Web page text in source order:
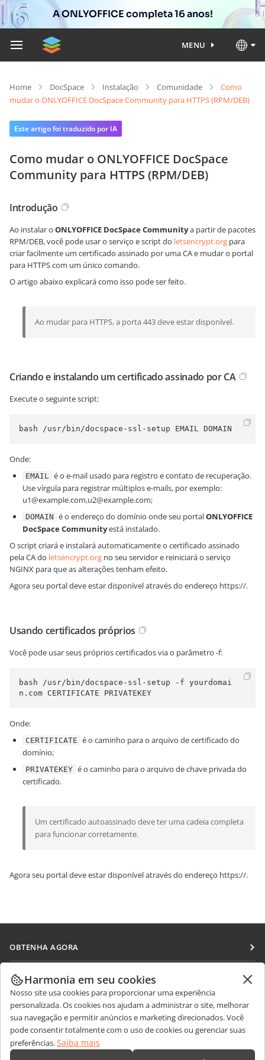
A ONLYOFFICE completa 16 anos!
MENU
Home DocSpace Instalação Comunidade
Como
mudar o ONLYOFFICE DocSpace Community para HTTPS (RPM/DEB)
Este artigo foi traduzido por IA
Como mudar o ONLYOFFICE DocSpace
Community para HTTPS (RPM/DEB)
Introdução
Ao instalar o ONLYOFFICE DocSpace Communitya partir de pacotes
RPM/DEB, você pode usar o serviço e script do letsencrypt.org para
criar facilmente um certificado assinado por uma CA e mudar o portal
para HTTPS com um único comando.
O artigo abaixo explicará como isso pode ser feito.
Ao mudar para HTTPS, a porta 443 deve estar disponível.
Criando e instalando um certificado assinado por CA
Execute o seguinte script:
bash /usr/bin/docspace-ssl-setup EMAIL DOMAIN
Onde:
EMAIL é o e-mail usado para registro e contato de recuperação.
Use vírgula para registrar múltiplos e-mails, por exemplo:
u1@example.com,u2@example.com;
DOMAIN é o endereço do domínio onde seu portalONLYOFFICE
DocSpace Communityestá instalado.
O script criará e instalará automaticamente o certificado assinado
pela CA do letsencrypt.org no seu servidor e reiniciará o serviço
NGINX para que as alterações tenham efeito.
Agora seu portal deve estar disponível através do endereço https://.
Usando certificados próprios
Você pode usar seus próprios certificados via o parâmetro -f:
bash /usr/bin/docspace-ssl-setup -f yourdomai
n.com CERTIFICATE PRIVATEKEY
Onde:
CERTIFICATE é o caminho para o arquivo de certificado do
domínio;
PRIVATEKEY é o caminho para o arquivo de chave privada do
certificado.
Um certificado autoassinado deve ter uma cadeia completa
para funcionar corretamente.
Agora seu portal deve estar disponível através do endereço https://.
OBTENHA AGORA
Docs
DocSpace
Workspace
Conectores
Aplicativos para desktop
COLABORAR
Para colaboradores
Para tradutores
Para influenciadores
Vagas
RECEBA NOTÍCIAS
Blog
OBTER AJUDA
Fórum
Harmonia em seu cookies
Nosso site usa cookies para proporcionar uma experiência
personalizada. Os cookies nos ajudam a administrar o site, melhorar
sua navegação e permitir anúncios e marketing direcionados. Você
pode consentir totalmente com o uso de cookies ou gerenciar suas
preferências.Saiba mais